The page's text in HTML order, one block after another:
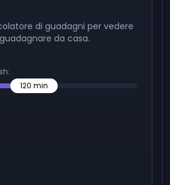
di guadagni per vedere
da casa.
120 min